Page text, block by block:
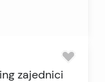
zajednici